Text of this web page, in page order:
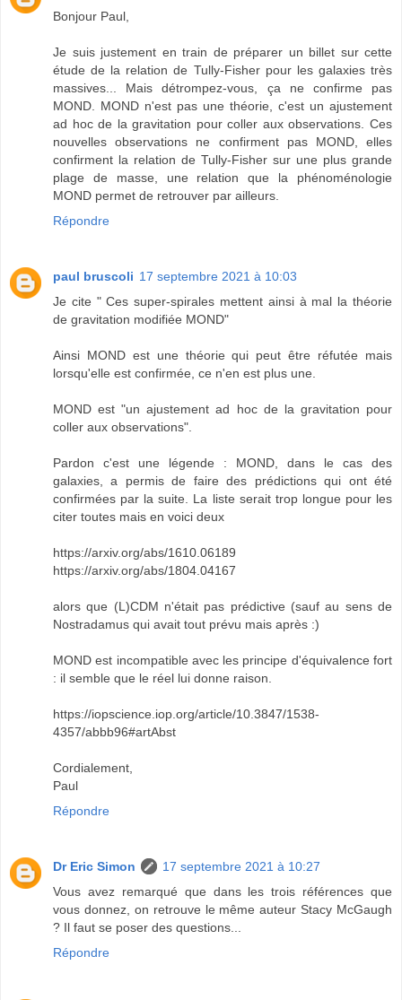
Bonjour Paul,
Je suis justement en train de préparer un billet sur cette
étude de la relation de Tully-Fisher pour les galaxies très
massives... Mais détrompez-vous, ça ne confirme pas
MOND. MOND n'est pas une théorie, c'est un ajustement
ad hoc de la gravitation pour coller aux observations. Ces
nouvelles observations ne confirment pas MOND, elles
confirment la relation de Tully-Fisher sur une plus grande
plage de masse, une relation que la phénoménologie
MOND permet de retrouver par ailleurs.
Répondre
paul bruscoli 17 septembre 2021 à 10:03
Je cite " Ces super-spirales mettent ainsi à mal la théorie
de gravitation modifiée MOND"
Ainsi MOND est une théorie qui peut être réfutée mais
lorsqu'elle est confirmée, ce n'en est plus une.
MOND est "un ajustement ad hoc de la gravitation pour
coller aux observations".
Pardon c'est une légende : MOND, dans le cas des
galaxies, a permis de faire des prédictions qui ont été
confirmées par la suite. La liste serait trop longue pour les
citer toutes mais en voici deux
https://arxiv.org/abs/1610.06189
https://arxiv.org/abs/1804.04167
alors que (L)CDM n'était pas prédictive (sauf au sens de
Nostradamus qui avait tout prévu mais après :)
MOND est incompatible avec les principe d'équivalence fort
: il semble que le réel lui donne raison.
https://iopscience.iop.org/article/10.3847/1538-
4357/abbb96#artAbst
Cordialement,
Paul
Répondre
Dr Eric Simon
17 septembre 2021 à 10:27
Vous avez remarqué que dans les trois références que
vous donnez, on retrouve le même auteur Stacy McGaugh
? Il faut se poser des questions...
Répondre